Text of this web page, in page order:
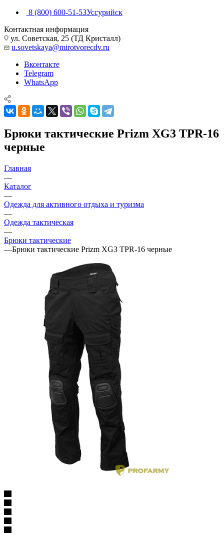
8 (800) 600-51-53Уссурийск
Контактная информация
ул. Советская, 25 (ТД Кристалл)
u.sovetskaya@mirotvorecdv.ru
Вконтакте
Telegram
WhatsApp
Брюки тактические Prizm XG3 TPR-16
черные
Главная
—
Каталог
—
Одежда для активного отдыха и туризма
—
Одежда тактическая
—
Брюки тактические
—Брюки тактические Prizm XG3 TPR-16 черные